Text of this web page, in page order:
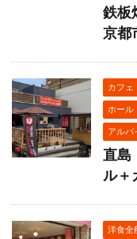
鉄板
京都
カフェ
ホール
アルバ
直島
ル＋
洋食全